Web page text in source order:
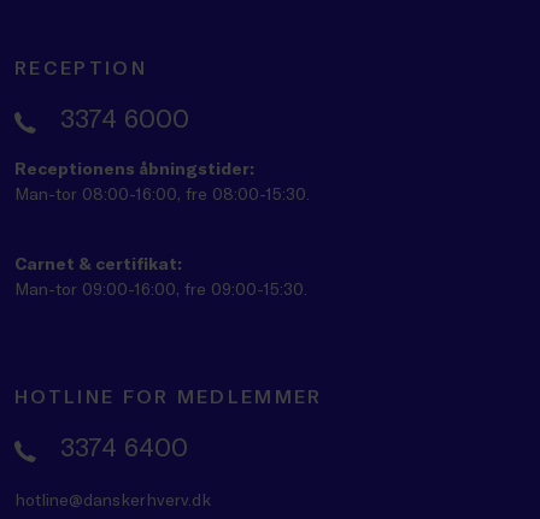
RECEPTION
3374 6000
Receptionens åbningstider:
Man-tor 08:00-16:00, fre 08:00-15:30.
Carnet & certifikat:
Man-tor 09:00-16:00, fre 09:00-15:30.
HOTLINE FOR MEDLEMMER
3374 6400
hotline@danskerhverv.dk